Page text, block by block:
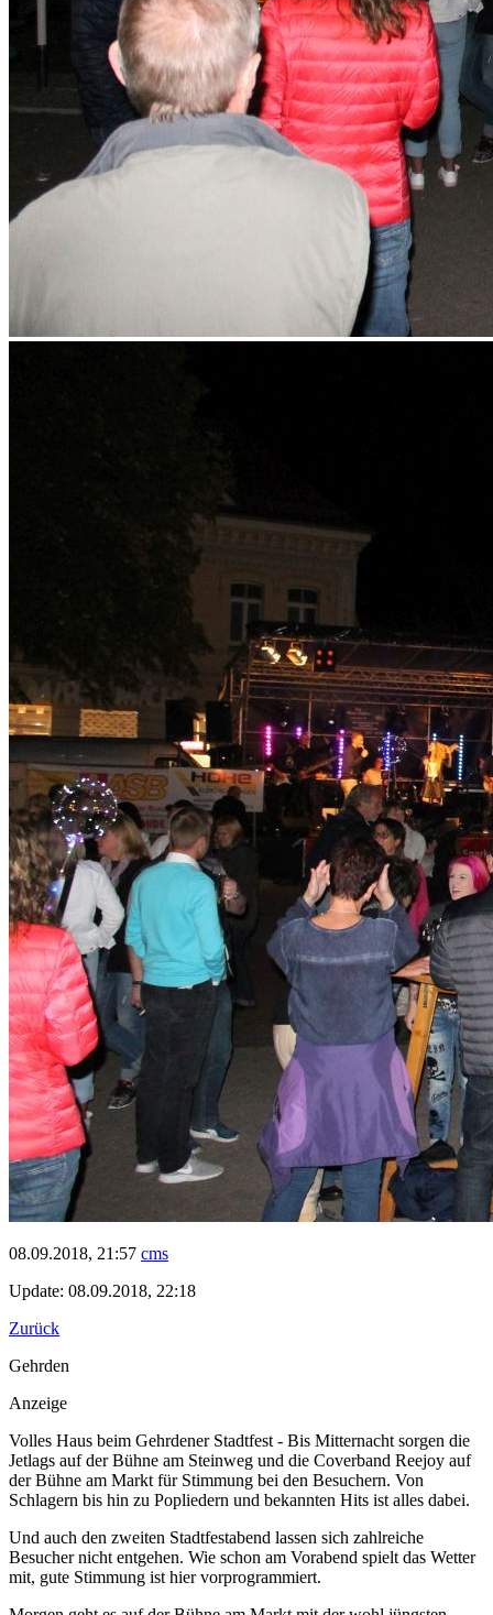
08.09.2018, 21:57 cms
Update: 08.09.2018, 22:18
Zurück
Gehrden
Anzeige
Volles Haus beim Gehrdener Stadtfest - Bis Mitternacht sorgen die
Jetlags auf der Bühne am Steinweg und die Coverband Reejoy auf
der Bühne am Markt für Stimmung bei den Besuchern. Von
Schlagern bis hin zu Popliedern und bekannten Hits ist alles dabei.
Und auch den zweiten Stadtfestabend lassen sich zahlreiche
Besucher nicht entgehen. Wie schon am Vorabend spielt das Wetter
mit, gute Stimmung ist hier vorprogrammiert.